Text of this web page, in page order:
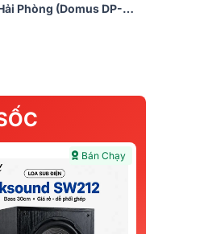
Phòng (Domus DP-
Bán Chạy